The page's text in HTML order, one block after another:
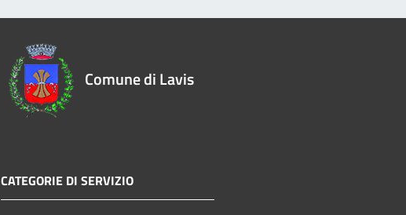
Comune di Lavis
CATEGORIE DI SERVIZIO